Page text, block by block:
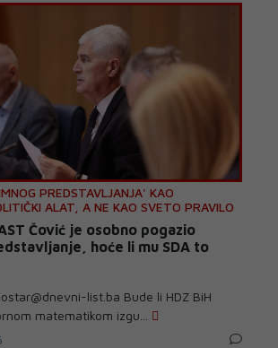
PREDSTAVLJANJA' KAO
ALAT, A NE KAO SVETO PRAVILO
Čović je osobno pogazio
hoće li mu SDA to
list.ba Bude li HDZ BiH
matematikom izgu...